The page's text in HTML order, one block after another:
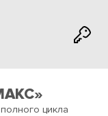
цикла